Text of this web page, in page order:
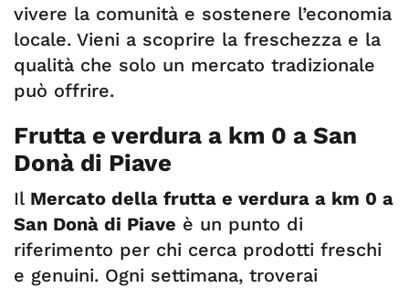
vivere la comunità e sostenere l’economia
locale. Vieni a scoprire la freschezza e la
qualità che solo un mercato tradizionale
può offrire.
Frutta e verdura a km 0 a San
Donà di Piave
Il Mercato della frutta e verdura a km 0 a
San Donà di Piave è un punto di
riferimento per chi cerca prodotti freschi
e genuini. Ogni settimana, troverai